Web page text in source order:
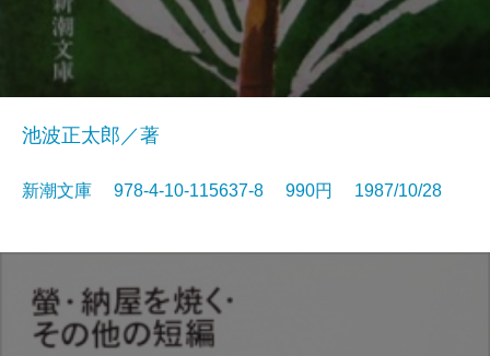
池波正太郎／著
新潮文庫 978-4-10-115637-8 990円 1987/10/28